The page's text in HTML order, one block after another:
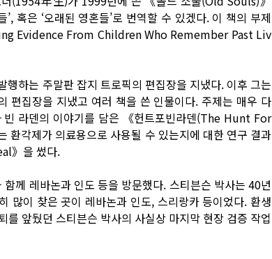
혹은 ‘오래된 영혼들’로 번역할 수 있겠다. 이 책의 부제
Evidence From Children Who Remember Past Liv
하는 주말판 잡지 트로픽의 편집장을 지냈다. 이후 그는
편집장을 지냈고 여러 책을 쓴 인물이다. 주제는 매우 다
라덴의 이야기를 담은 《헌트포빈라덴(The Hunt For
각제가 의료용으로 사용될 수 있는지에 대한 연구 결과
》을 썼다.
께 레바논과 인도 등을 방문했다. 스티븐슨 박사는 40년
많이 찾은 곳이 레바논과 인도, 스리랑카 등이었다. 환생
앞뒀던 스티븐슨 박사의 사실상 마지막 현장 검증 작업